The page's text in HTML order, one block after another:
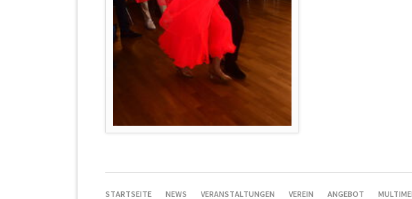
NAVIGATION
STARTSEITE NEWS VERANSTALTUNGEN VEREIN ANGEBOT